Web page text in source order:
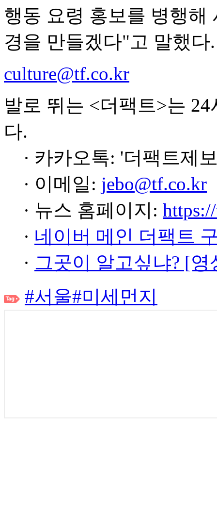
행동 요령 홍보를 병행해
경을 만들겠다"고 말했다.
culture@tf.co.kr
발로 뛰는 <더팩트>는
다.
· 카카오톡: '더팩트제
· 이메일: jebo@tf.co.kr
· 뉴스 홈페이지:
· 네이버 메인 더팩트
· 그곳이 알고싶냐? [
#서울#미세먼지